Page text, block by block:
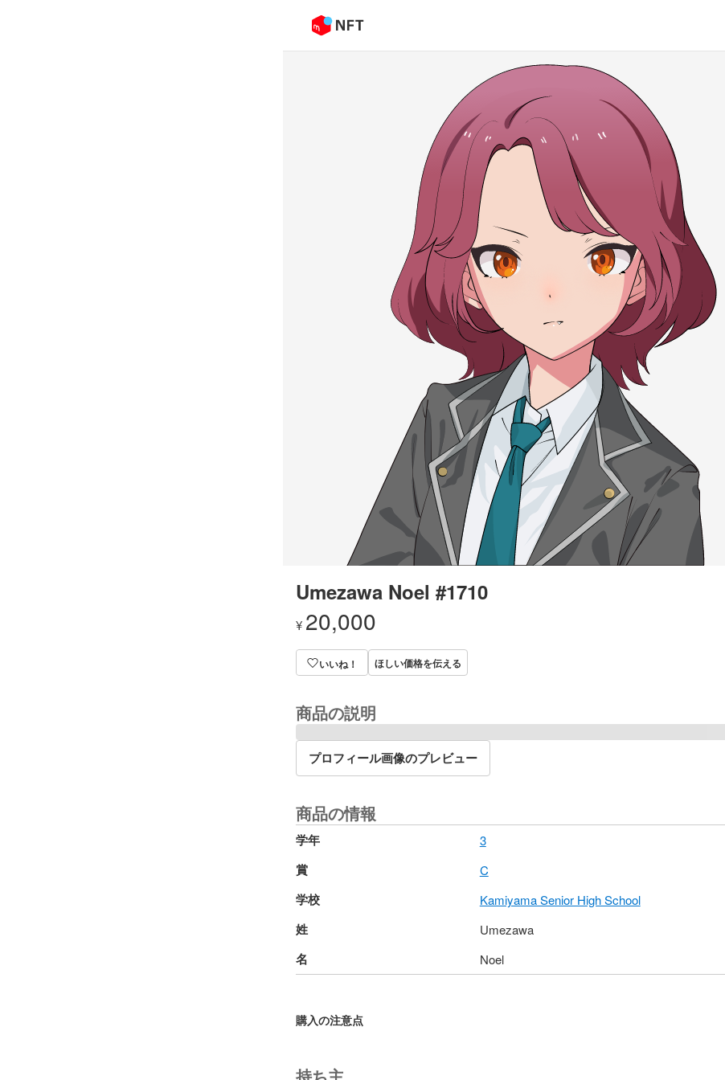
Umezawa Noel #1710
¥ 20,000
いいね！ ほしい価格を伝える
商品の説明
プロフィール画像のプレビュー
商品の情報
学年 3
賞 C
学校 Kamiyama Senior High School
姓 Umezawa
名 Noel
購入の注意点